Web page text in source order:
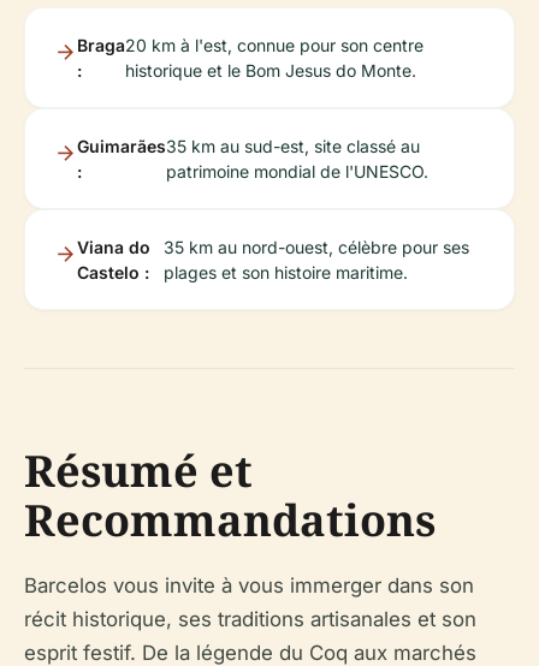
Braga
:
20 km à l'est, connue pour son centre
historique et le Bom Jesus do Monte.
Guimarães
:
35 km au sud-est, site classé au
patrimoine mondial de l'UNESCO.
Viana do
Castelo :
35 km au nord-ouest, célèbre pour ses
plages et son histoire maritime.
Résumé et
Recommandations
Barcelos vous invite à vous immerger dans son
récit historique, ses traditions artisanales et son
esprit festif. De la légende du Coq aux marchés